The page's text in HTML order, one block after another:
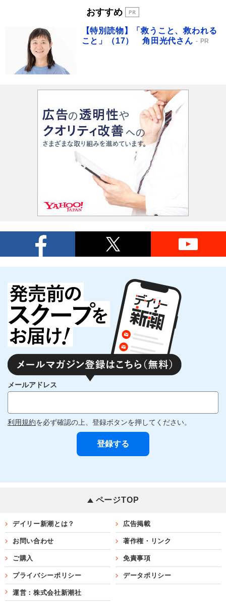
おすすめ
【特別読物】「救うこと、救われる
こと」（17） 角田光代さん
PR
メールアドレス
利用規約を必ず確認の上、登録ボタンを押してください。
ページTOP
デイリー新潮とは？ 広告掲載
お問い合わせ 著作権・リンク
ご購入 免責事項
プライバシーポリシー データポリシー
運営：株式会社新潮社